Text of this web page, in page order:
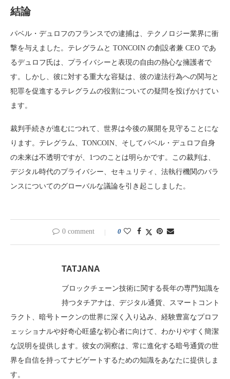
結論
パベル・デュロフのフランスでの逮捕は、テクノロジー業界に衝
撃を与えました。テレグラムと TONCOIN の創設者兼 CEO であ
るデュロフ氏は、プライバシーと表現の自由の熱心な擁護者で
す。しかし、彼に対する重大な容疑は、彼の違法行為への関与と
犯罪を促進するテレグラムの役割についての疑問を投げかけてい
ます。
裁判手続きが進むにつれて、世界は今後の展開を見守ることにな
ります。テレグラム、TONCOIN、そしてパベル・デュロフ自身
の未来は不透明ですが、1つのことは明らかです。この裁判は、
デジタル時代のプライバシー、セキュリティ、法執行機関のバラ
ンスについてのグローバルな議論を引き起こしました。
0 comment 0
TATJANA
ブロックチェーン技術に関する長年の専門知識を
持つタチアナは、デジタル通貨、スマートコント
ラクト、暗号トークンの世界に深く入り込み、経験豊富なプロフ
ェッショナルや好奇心旺盛な初心者に向けて、わかりやすく簡潔
な説明を提供します。彼女の洞察は、常に進化する暗号通貨の世
界を自信を持ってナビゲートするための知識をあなたに提供しま
す。